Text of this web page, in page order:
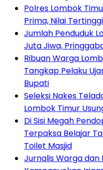
Polres Lombok
Prima, Nilai
Jumlah Penduduk
Juta Jiwa,
Ribuan Warga
Tangkap Pelaku
Bupati
Seleksi Nakes
Lombok Timur
Di Sisi Megah
Terpaksa Belajar
Toilet Masjid
Jurnalis Warga